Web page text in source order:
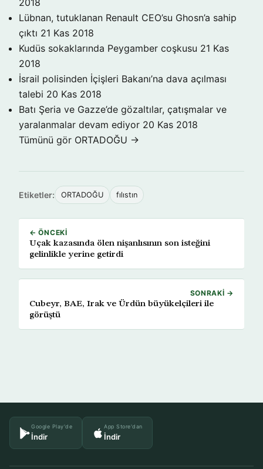
2018
Lübnan, tutuklanan Renault CEO’su Ghosn’a sahip
çıktı 21 Kas 2018
Kudüs sokaklarında Peygamber coşkusu 21 Kas
2018
İsrail polisinden İçişleri Bakanı’na dava açılması
talebi 20 Kas 2018
Batı Şeria ve Gazze’de gözaltılar, çatışmalar ve
yaralanmalar devam ediyor 20 Kas 2018
Tümünü gör ORTADOĞU →
Etiketler: ORTADOĞU fılıstın
← ÖNCEKI
Uçak kazasında ölen nişanlısının son isteğini
gelinlikle yerine getirdi
SONRAKI →
Cubeyr, BAE, Irak ve Ürdün büyükelçileri ile
görüştü
Google Play'de
İndir
App Store'dan
İndir